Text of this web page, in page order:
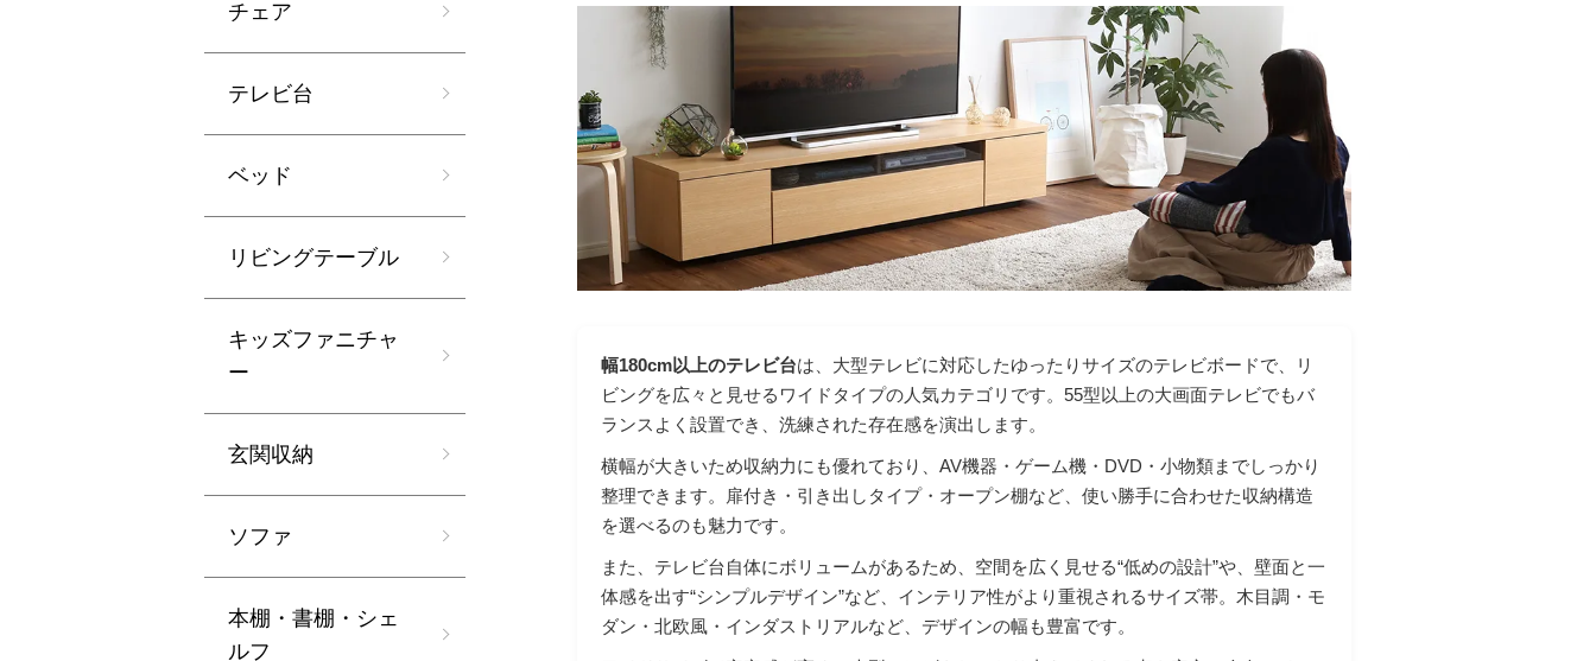
幅180cm以上のテレビ台は、大型テレビに対応したゆったりサイズのテレビボードで、リ
ビングを広々と見せるワイドタイプの人気カテゴリです。55型以上の大画面テレビでもバ
ランスよく設置でき、洗練された存在感を演出します。
横幅が大きいため収納力にも優れており、AV機器・ゲーム機・DVD・小物類までしっかり
整理できます。扉付き・引き出しタイプ・オープン棚など、使い勝手に合わせた収納構造
を選べるのも魅力です。
また、テレビ台自体にボリュームがあるため、空間を広く見せる“低めの設計”や、壁面と一
体感を出す“シンプルデザイン”など、インテリア性がより重視されるサイズ帯。木目調・モ
ダン・北欧風・インダストリアルなど、デザインの幅も豊富です。
チェア
テレビ台
ベッド
リビングテーブル
キッズファニチャ
ー
玄関収納
ソファ
本棚・書棚・シェ
ルフ